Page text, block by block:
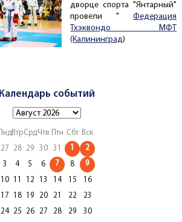
дворце спорта "Янтарный"
провели "Федерация
Тхэквондо МФТ
(Калининград)
Календарь событий
ПндВтрСрдЧтв Птн Сбт Вск
27
28 29 30 31 1 2
3 4 5 6 7 8 9
10 11 12 13 14 15
16
17
18 19 20 21 22
23
24
25 26 27 28 29
30